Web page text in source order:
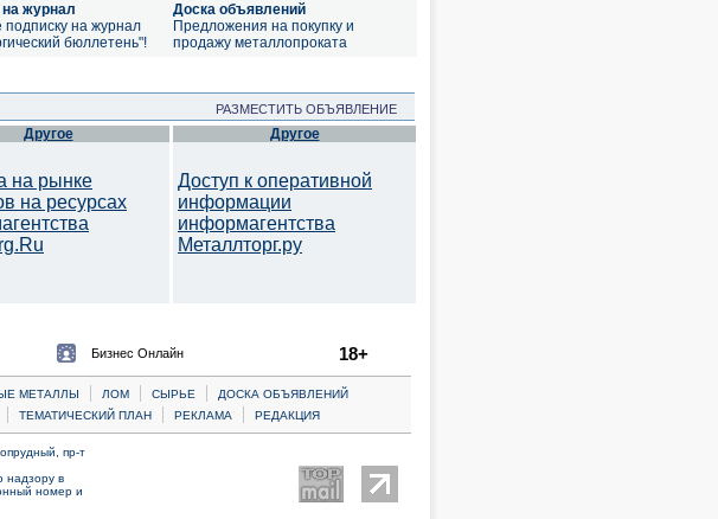
журнал
на журнал
бюллетень"!
Доска объявлений
Предложения на покупку и
продажу металлопроката
РАЗМЕСТИТЬ ОБЪЯВЛЕНИЕ
Другое
на рынке
на ресурсах
Другое
Доступ к оперативной
информации
информагентства
Металлторг.ру
Бизнес Онлайн 18+
МЕТАЛЛЫ | ЛОМ | CЫРЬЕ |
ДОСКА ОБЪЯВЛЕНИЙ
| ТЕМАТИЧЕСКИЙ ПЛАН | РЕКЛАМА | РЕДАКЦИЯ
пр-т
надзору в
номер и